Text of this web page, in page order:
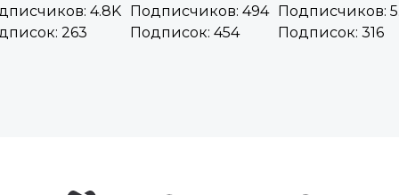
4.8K
263
Подписчиков: 494
Подписок: 454
Подписчиков:
Подписок: 316